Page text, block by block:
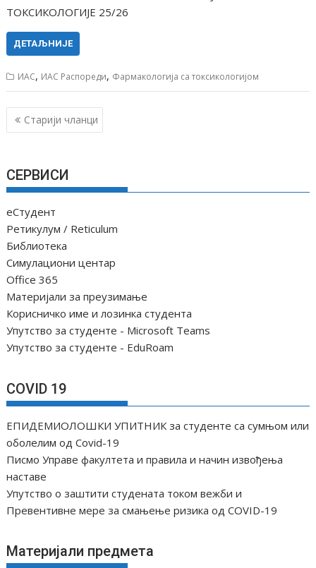
ТОКСИКОЛОГИЈЕ 25/26
ДЕТАЉНИЈЕ
ИАС, ИАС Распореди, Фармакологија са токсикологијом
К
р
т
а
њ
е
ч
л
а
н
а
к
Старији чланци
СЕРВИСИ
еСтудент
Ретикулум / Reticulum
Библиотека
Симулациони центар
Office 365
Материјали за преузимање
Корисничко име и лозинка студента
Упутство за студенте - Microsoft Teams
Упутство за студенте - EduRoam
COVID 19
ЕПИДЕМИОЛОШКИ УПИТНИК за студенте са сумњом или
оболелим од Covid-19
Писмо Управе факултета и правила и начин извођења
наставе
Упутство о заштити студената током вежби и
Превентивне мере за смањење ризика од COVID-19
Материјали предмета